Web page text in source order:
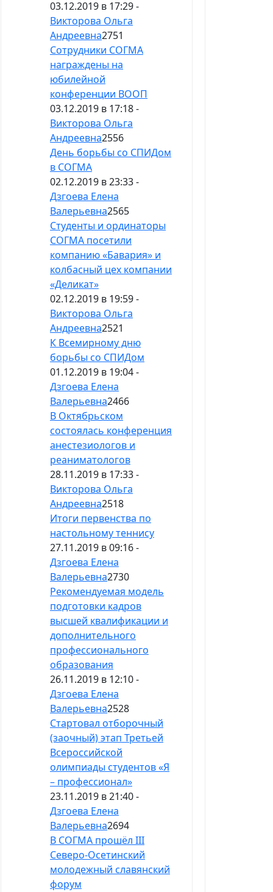
03.12.2019 в 17:29 -
Викторова Ольга
Андреевна2751
Сотрудники СОГМА
награждены на
юбилейной
конференции ВООП
03.12.2019 в 17:18 -
Викторова Ольга
Андреевна2556
День борьбы со СПИДом
в СОГМА
02.12.2019 в 23:33 -
Дзгоева Елена
Валерьевна2565
Студенты и ординаторы
СОГМА посетили
компанию «Бавария» и
колбасный цех компании
«Деликат»
02.12.2019 в 19:59 -
Викторова Ольга
Андреевна2521
К Всемирному дню
борьбы со СПИДом
01.12.2019 в 19:04 -
Дзгоева Елена
Валерьевна2466
В Октябрьском
состоялась конференция
анестезиологов и
реаниматологов
28.11.2019 в 17:33 -
Викторова Ольга
Андреевна2518
Итоги первенства по
настольному теннису
27.11.2019 в 09:16 -
Дзгоева Елена
Валерьевна2730
Рекомендуемая модель
подготовки кадров
высшей квалификации и
дополнительного
профессионального
образования
26.11.2019 в 12:10 -
Дзгоева Елена
Валерьевна2528
Стартовал отборочный
(заочный) этап Третьей
Всероссийской
олимпиады студентов «Я
– профессионал»
23.11.2019 в 21:40 -
Дзгоева Елена
Валерьевна2694
В СОГМА прошёл III
Северо-Осетинский
молодежный славянский
форум